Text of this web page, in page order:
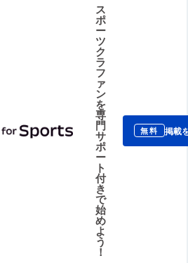
ス
ポ
ー
ツ
ク
ラ
フ
ァ
ン
を
専
門
サ
ポ
ー
ト
付
き
で
始
め
よ
う
！
無料 掲載